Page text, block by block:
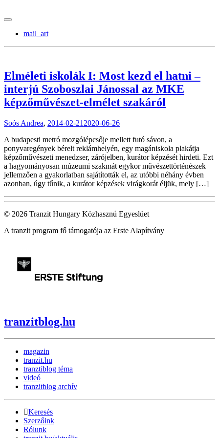
mail_art
Elméleti iskolák I: Most kezd el hatni –
interjú Szoboszlai Jánossal az MKE
képzőművészet-elmélet szakáról
Soós Andrea, 2014-02-21 2020-06-26
A budapesti metró mozgólépcsője mellett futó sávon, a
ponyvaregények bérelt reklámhelyén, egy magániskola plakátja
képzőművészeti menedzser, zárójelben, kurátor képzését hirdeti. Ezt
a hagyományosan múzeumi szakmát egykor művészettörténészek
jellemzően a gyakorlatban sajátították el, az utóbbi néhány évben
azonban, úgy tűnik, a kurátor képzések virágkorát éljük, mely […]
© 2026 Tranzit Hungary Közhasznú Egyeslüet
A tranzit program fő támogatója az Erste Alapítvány
tranzitblog.hu
magazin
tranzit.hu
tranztiblog téma
videó
tranzitblog archív
Keresés
Szerzőink
Rólunk